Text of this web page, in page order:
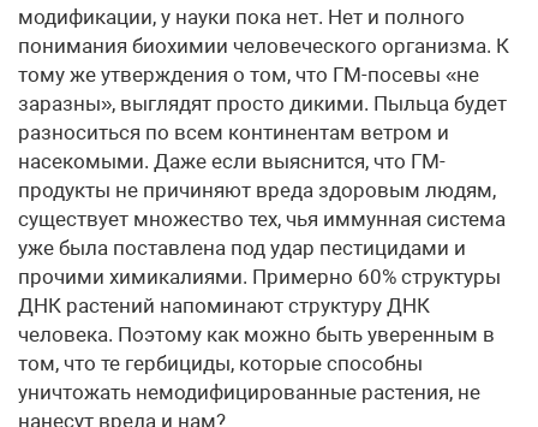
модификации, у науки пока нет. Нет и полного
понимания биохимии человеческого организма. К
тому же утверждения о том, что ГМ-посевы «не
заразны», выглядят просто дикими. Пыльца будет
разноситься по всем континентам ветром и
насекомыми. Даже если выяснится, что ГМ-
продукты не причиняют вреда здоровым людям,
существует множество тех, чья иммунная система
уже была поставлена под удар пестицидами и
прочими химикалиями. Примерно 60% структуры
ДНК растений напоминают структуру ДНК
человека. Поэтому как можно быть уверенным в
том, что те гербициды, которые способны
уничтожать немодифицированные растения, не
нанесут вреда и нам?